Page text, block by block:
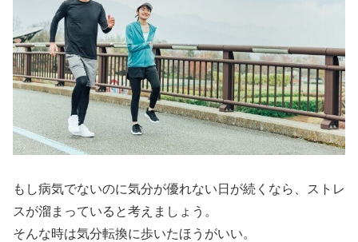
もし病気でないのに気分が優れない日が続くなら、ストレ
スが溜まっていると考えましょう。
そんな時は気分転換に歩いたほうがいい。